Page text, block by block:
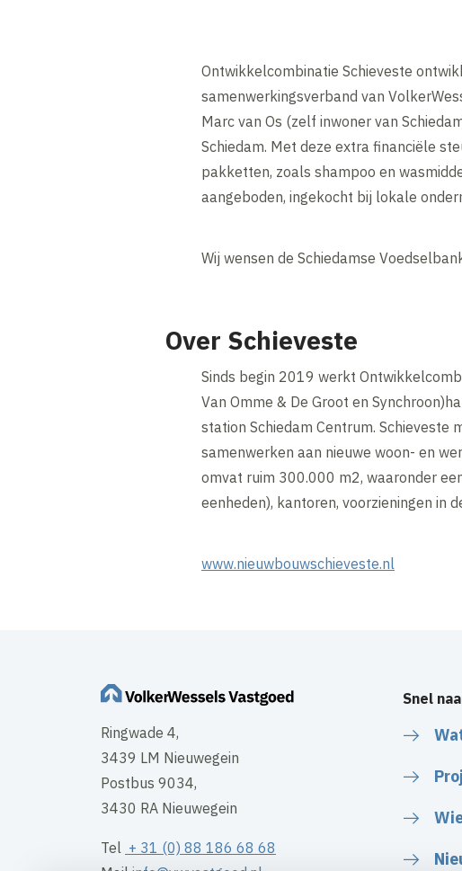
Ontwikkelcombinatie Schieveste
samenwerkingsverband van
Marc van Os (zelf inwoner van
Schiedam. Met deze extra financiële
pakketten, zoals shampoo en
aangeboden, ingekocht bij lokale
Wij wensen de Schiedamse
Over Schieveste
Sinds begin 2019 werkt
Van Omme & De Groot en
station Schiedam Centrum.
samenwerken aan nieuwe woon- en
omvat ruim 300.000 m2, waaronder
eenheden), kantoren, voorzieningen in
www.nieuwbouwschieveste.nl
Ringwade 4,
3439 LM Nieuwegein
Postbus 9034,
3430 RA Nieuwegein
Tel + 31 (0) 88 186 68 68
Snel